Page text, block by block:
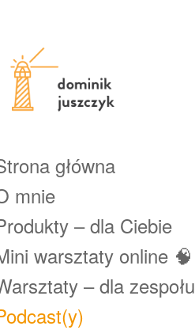
główna
mnie
– dla Ciebie
warsztaty online 🧠
– dla zespołu